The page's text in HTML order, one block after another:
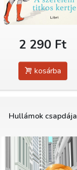
2 290 Ft
kosárba
Hullámok csapdája